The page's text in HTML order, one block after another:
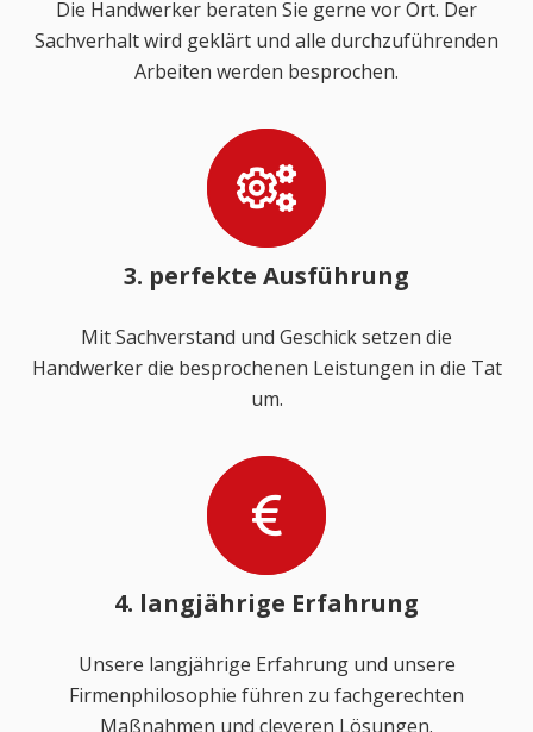
Die Handwerker beraten Sie gerne vor Ort. Der
Sachverhalt wird geklärt und alle durchzuführenden
Arbeiten werden besprochen.
3. perfekte Ausführung
Mit Sachverstand und Geschick setzen die
Handwerker die besprochenen Leistungen in die Tat
um.
4. langjährige Erfahrung
Unsere langjährige Erfahrung und unsere
Firmenphilosophie führen zu fachgerechten
Maßnahmen und cleveren Lösungen.